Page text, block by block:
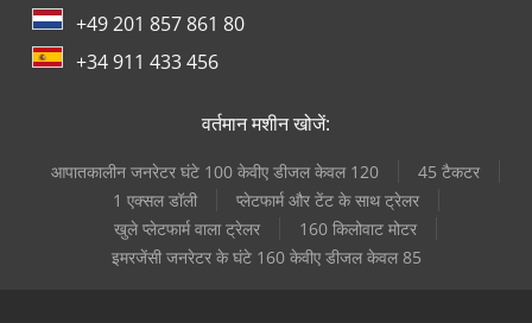
+49 201 857 861 80
+34 911 433 456
वर्तमान मशीन खोजें:
आपातकालीन जनरेटर घंटे 100 केवीए डीजल केवल 120
45 टैकटर
1 एक्सल डॉली
प्लेटफार्म और टेंट के साथ ट्रेलर
खुले प्लेटफार्म वाला ट्रेलर
160 किलोवाट मोटर
इमरजेंसी जनरेटर के घंटे 160 केवीए डीजल केवल 85